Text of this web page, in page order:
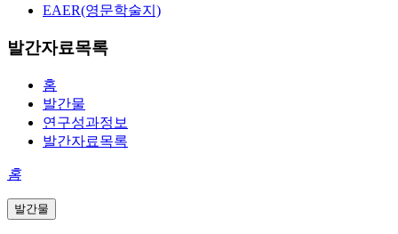
EAER(영문학술지)
발간자료목록
홈
발간물
연구성과정보
발간자료목록
홈
발간물